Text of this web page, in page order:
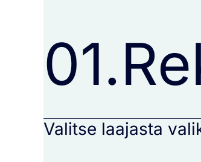
01.
Valitse laajasta